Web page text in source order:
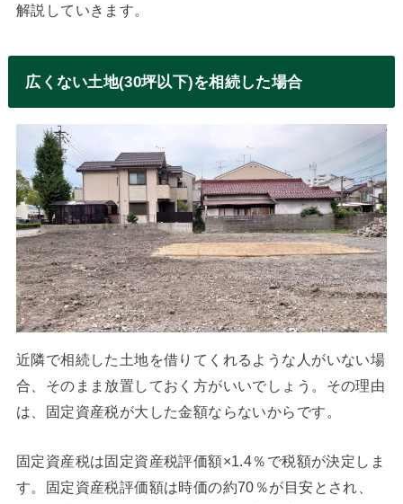
解説していきます。
広くない土地(30坪以下)を相続した場合
近隣で相続した土地を借りてくれるような人がいない場
合、そのまま放置しておく方がいいでしょう。その理由
は、固定資産税が大した金額ならないからです。
固定資産税は固定資産税評価額×1.4％で税額が決定しま
す。固定資産税評価額は時価の約70％が目安とされ、